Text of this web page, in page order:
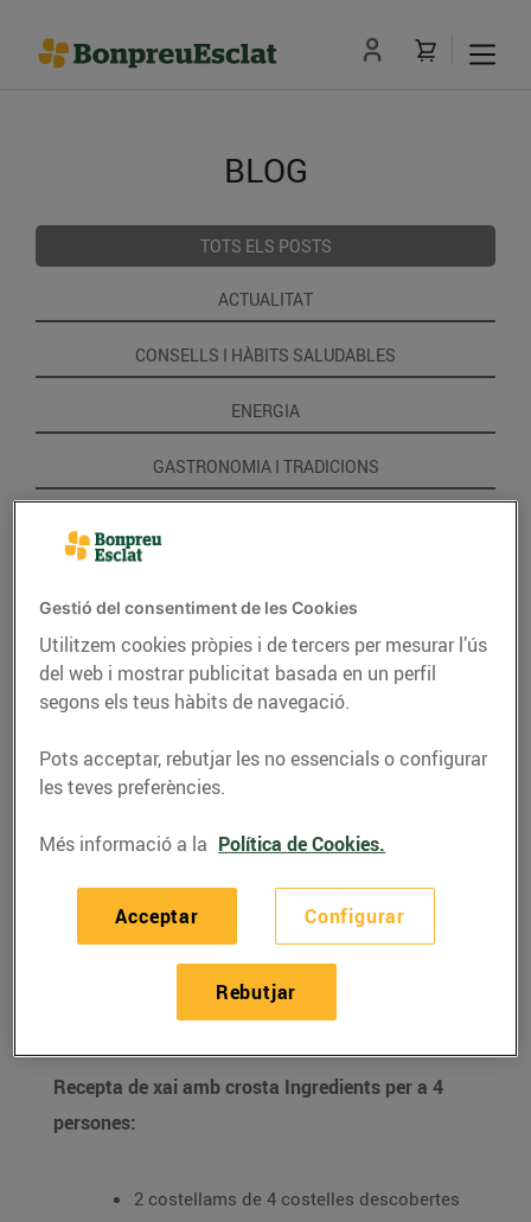
BLOG
TOTS ELS POSTS
ACTUALITAT
CONSELLS I HÀBITS SALUDABLES
ENERGIA
GASTRONOMIA I TRADICIONS
Recepta de xai amb
Recepta de xai amb crosta Ingredients per a 4
persones:
2 costellams de 4 costelles descobertes
Gestió del consentiment de les Cookies
Utilitzem cookies pròpies i de tercers per mesurar l’ús
del web i mostrar publicitat basada en un perfil
segons els teus hàbits de navegació.
Pots acceptar, rebutjar les no essencials o configurar
les teves preferències.
Més informació a la Política de Cookies.
Configurar
Rebutjar
Acceptar